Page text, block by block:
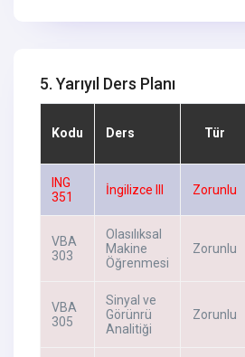
5. Yarıyıl Ders Planı
Kodu Ders Tür
ING
351
İngilizce III Zorunlu
VBA
303
Olasılıksal
Makine
Öğrenmesi
Zorunlu
VBA
305
Sinyal ve
Görünrü
Analitiği
Zorunlu